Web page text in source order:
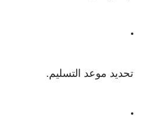
تحديد موعد التسليم.